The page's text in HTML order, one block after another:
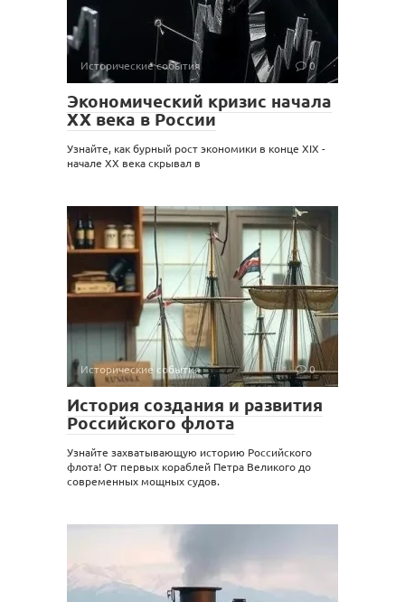
Исторические события 0
Экономический кризис начала
XX века в России
Узнайте, как бурный рост экономики в конце XIX -
начале XX века скрывал в
Исторические события 0
История создания и развития
Российского флота
Узнайте захватывающую историю Российского
флота! От первых кораблей Петра Великого до
современных мощных судов.